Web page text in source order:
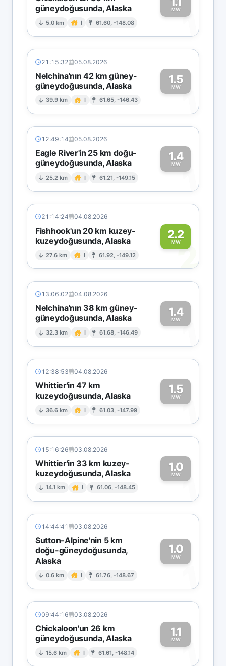
güneydoğusunda, Alaska
5.0 km I 61.60, -148.08
MW1
21:15:32 05.08.2026
Nelchina'nın 42 km güney-
güneydoğusunda, Alaska
39.9 km I 61.65, -146.43
1.5
MW1
12:49:14 05.08.2026
Eagle River'in 25 km doğu-
güneydoğusunda, Alaska
25.2 km I 61.21, -149.15
1.4
MW1
21:14:24 04.08.2026
Fishhook'un 20 km kuzey-
kuzeydoğusunda, Alaska
27.6 km I 61.92, -149.12
2.2
MW2
13:06:02 04.08.2026
Nelchina'nın 38 km güney-
güneydoğusunda, Alaska
32.3 km I 61.68, -146.49
1.4
MW1
12:38:53 04.08.2026
Whittier'in 47 km
kuzeydoğusunda, Alaska
36.6 km I 61.03, -147.99
1.5
MW1
15:16:26 03.08.2026
Whittier'in 33 km kuzey-
kuzeydoğusunda, Alaska
14.1 km I 61.06, -148.45
1.0
MW1
14:44:41 03.08.2026
Sutton-Alpine'nin 5 km
doğu-güneydoğusunda,
Alaska
0.6 km I 61.76, -148.67
1.0
MW
1
09:44:16 03.08.2026
Chickaloon'un 26 km
güneydoğusunda, Alaska
15.6 km I 61.61, -148.14
1.1
MW1